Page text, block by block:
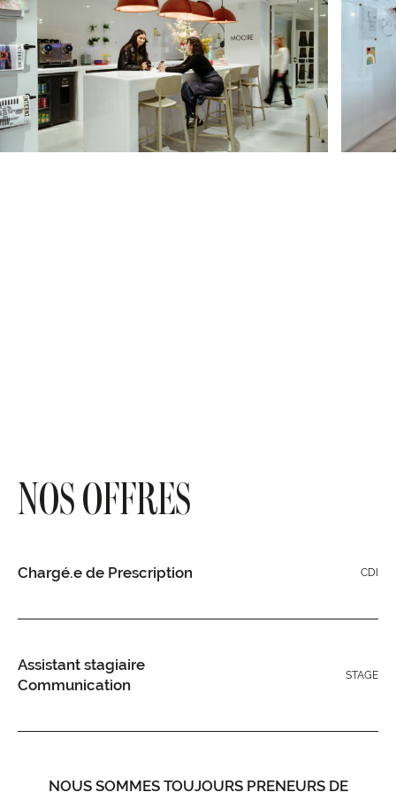
NOS OFFRES
Chargé.e de Prescription CDI
Assistant stagiaire
Communication
STAGE
NOUS SOMMES TOUJOURS PRENEURS DE